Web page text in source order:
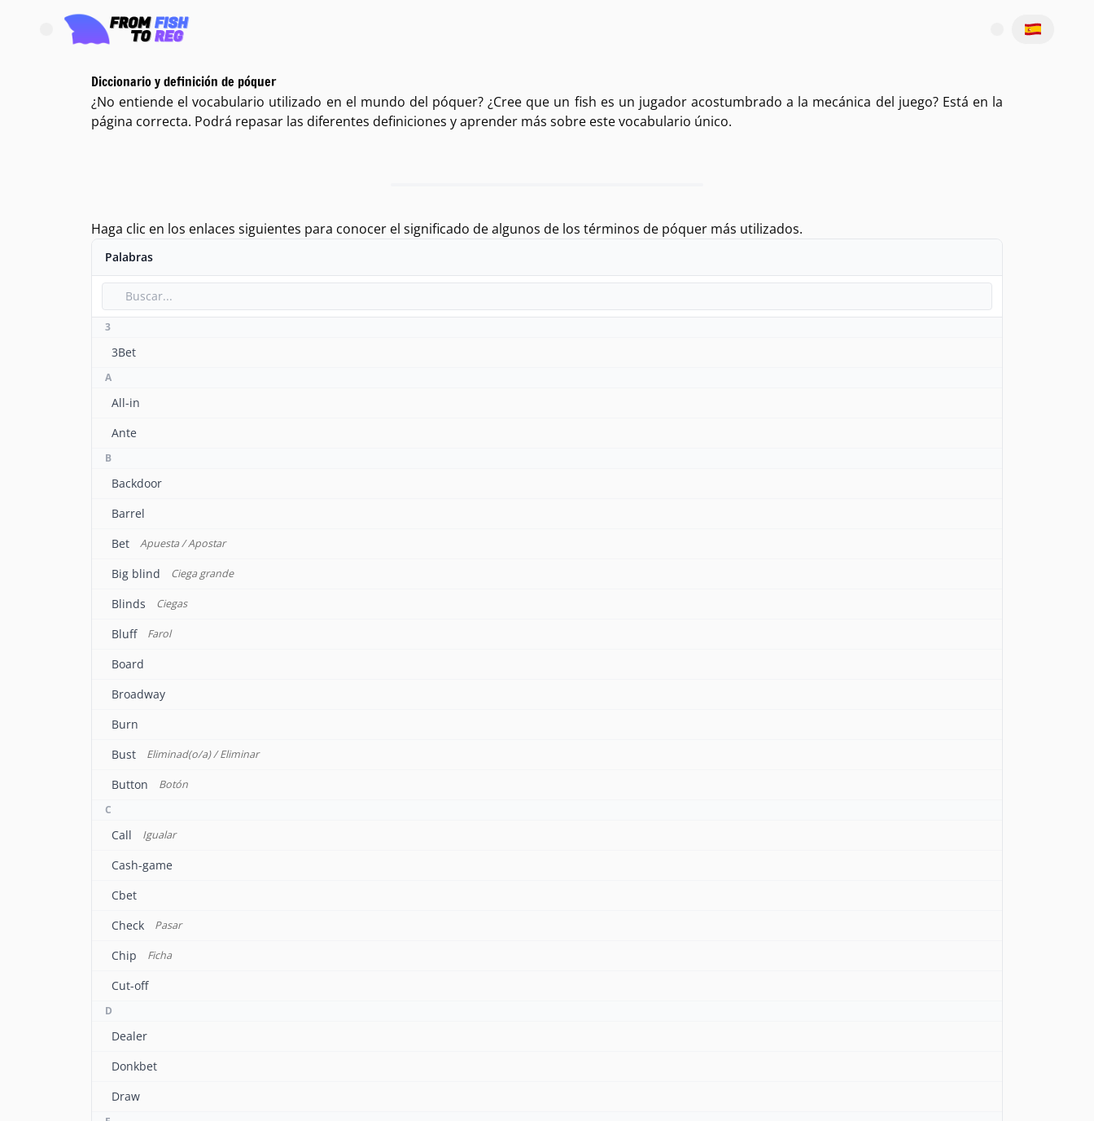
Abrir el menú principal
Diccionario y definición de póquer
¿No entiende el vocabulario utilizado en el mundo del póquer? ¿Cree que un fish es un jugador acostumbrado a la mecánica del juego? Está en la
página correcta. Podrá repasar las diferentes definiciones y aprender más sobre este vocabulario único.
Haga clic en los enlaces siguientes para conocer el significado de algunos de los términos de póquer más utilizados.
Palabras
3
3Bet
A
All-in
Ante
B
Backdoor
Barrel
Bet
Apuesta / Apostar
Big blind Ciega grande
Blinds Ciegas
Bluff Farol
Board
Broadway
Burn
Bust
Eliminad(o/a) / Eliminar
Button
Botón
C
Call Igualar
Cash-game
Cbet
Check
Pasar
Chip Ficha
Cut-off
D
Dealer
Donkbet
Draw